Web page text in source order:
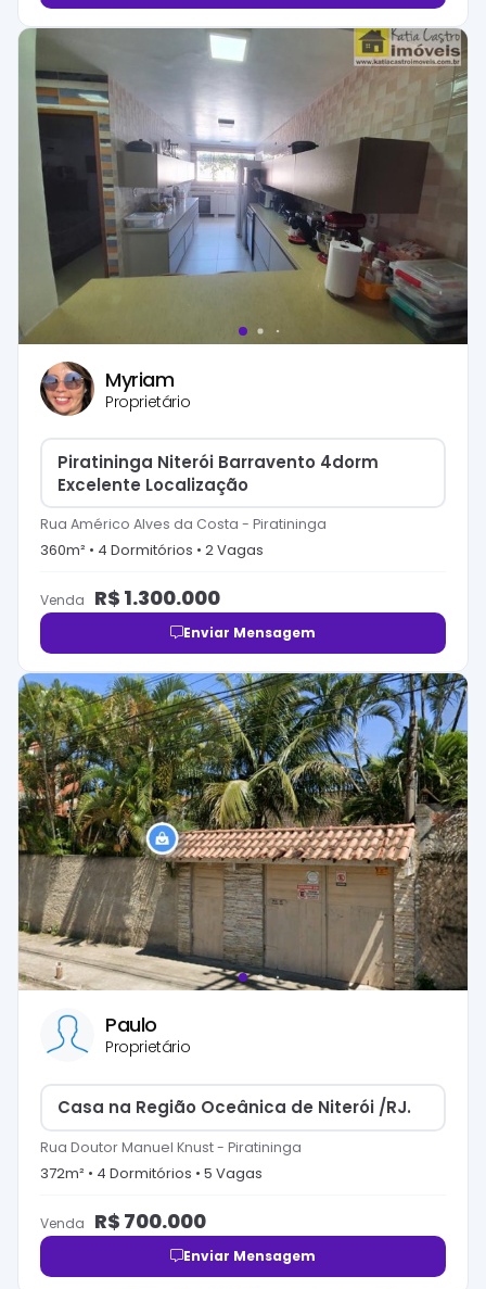
Myriam
Proprietário
Piratininga Niterói Barravento 4dorm
Excelente Localização
Rua Américo Alves da Costa - Piratininga
360m² • 4 Dormitórios • 2Vagas
Venda R$ 1.300.000
Enviar Mensagem
Paulo
Proprietário
Casa na Região Oceânica de Niterói /RJ.
Rua Doutor Manuel Knust- Piratininga
372m² • 4 Dormitórios • 5 Vagas
Venda R$ 700.000
Enviar Mensagem